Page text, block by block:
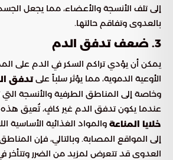
إلى تلف الأنسجة والأعضاء، مما يجعل
بالعدوى وتفاقم حالتها.
3. ضعف تدفق الدم
يمكن أن يؤدي تراكم السكر في الدم على
الأوعية الدموية، مما يؤثر سلباً علىتدفق
وخاصة إلى المناطق الطرفية والأنسجة
عندما يكون تدفق الدم غير كافٍ، تُعيق
خلايا المناعة والمواد الغذائية الأساسية
إلى المواقع المصابة. وبالتالي، فإن
العدوى قد تتعرض لمزيد من الضرر وتتأخر